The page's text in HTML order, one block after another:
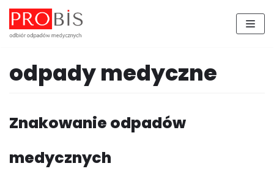
Skocz
do
treści
odpady medyczne
Znakowanie odpadów
medycznych